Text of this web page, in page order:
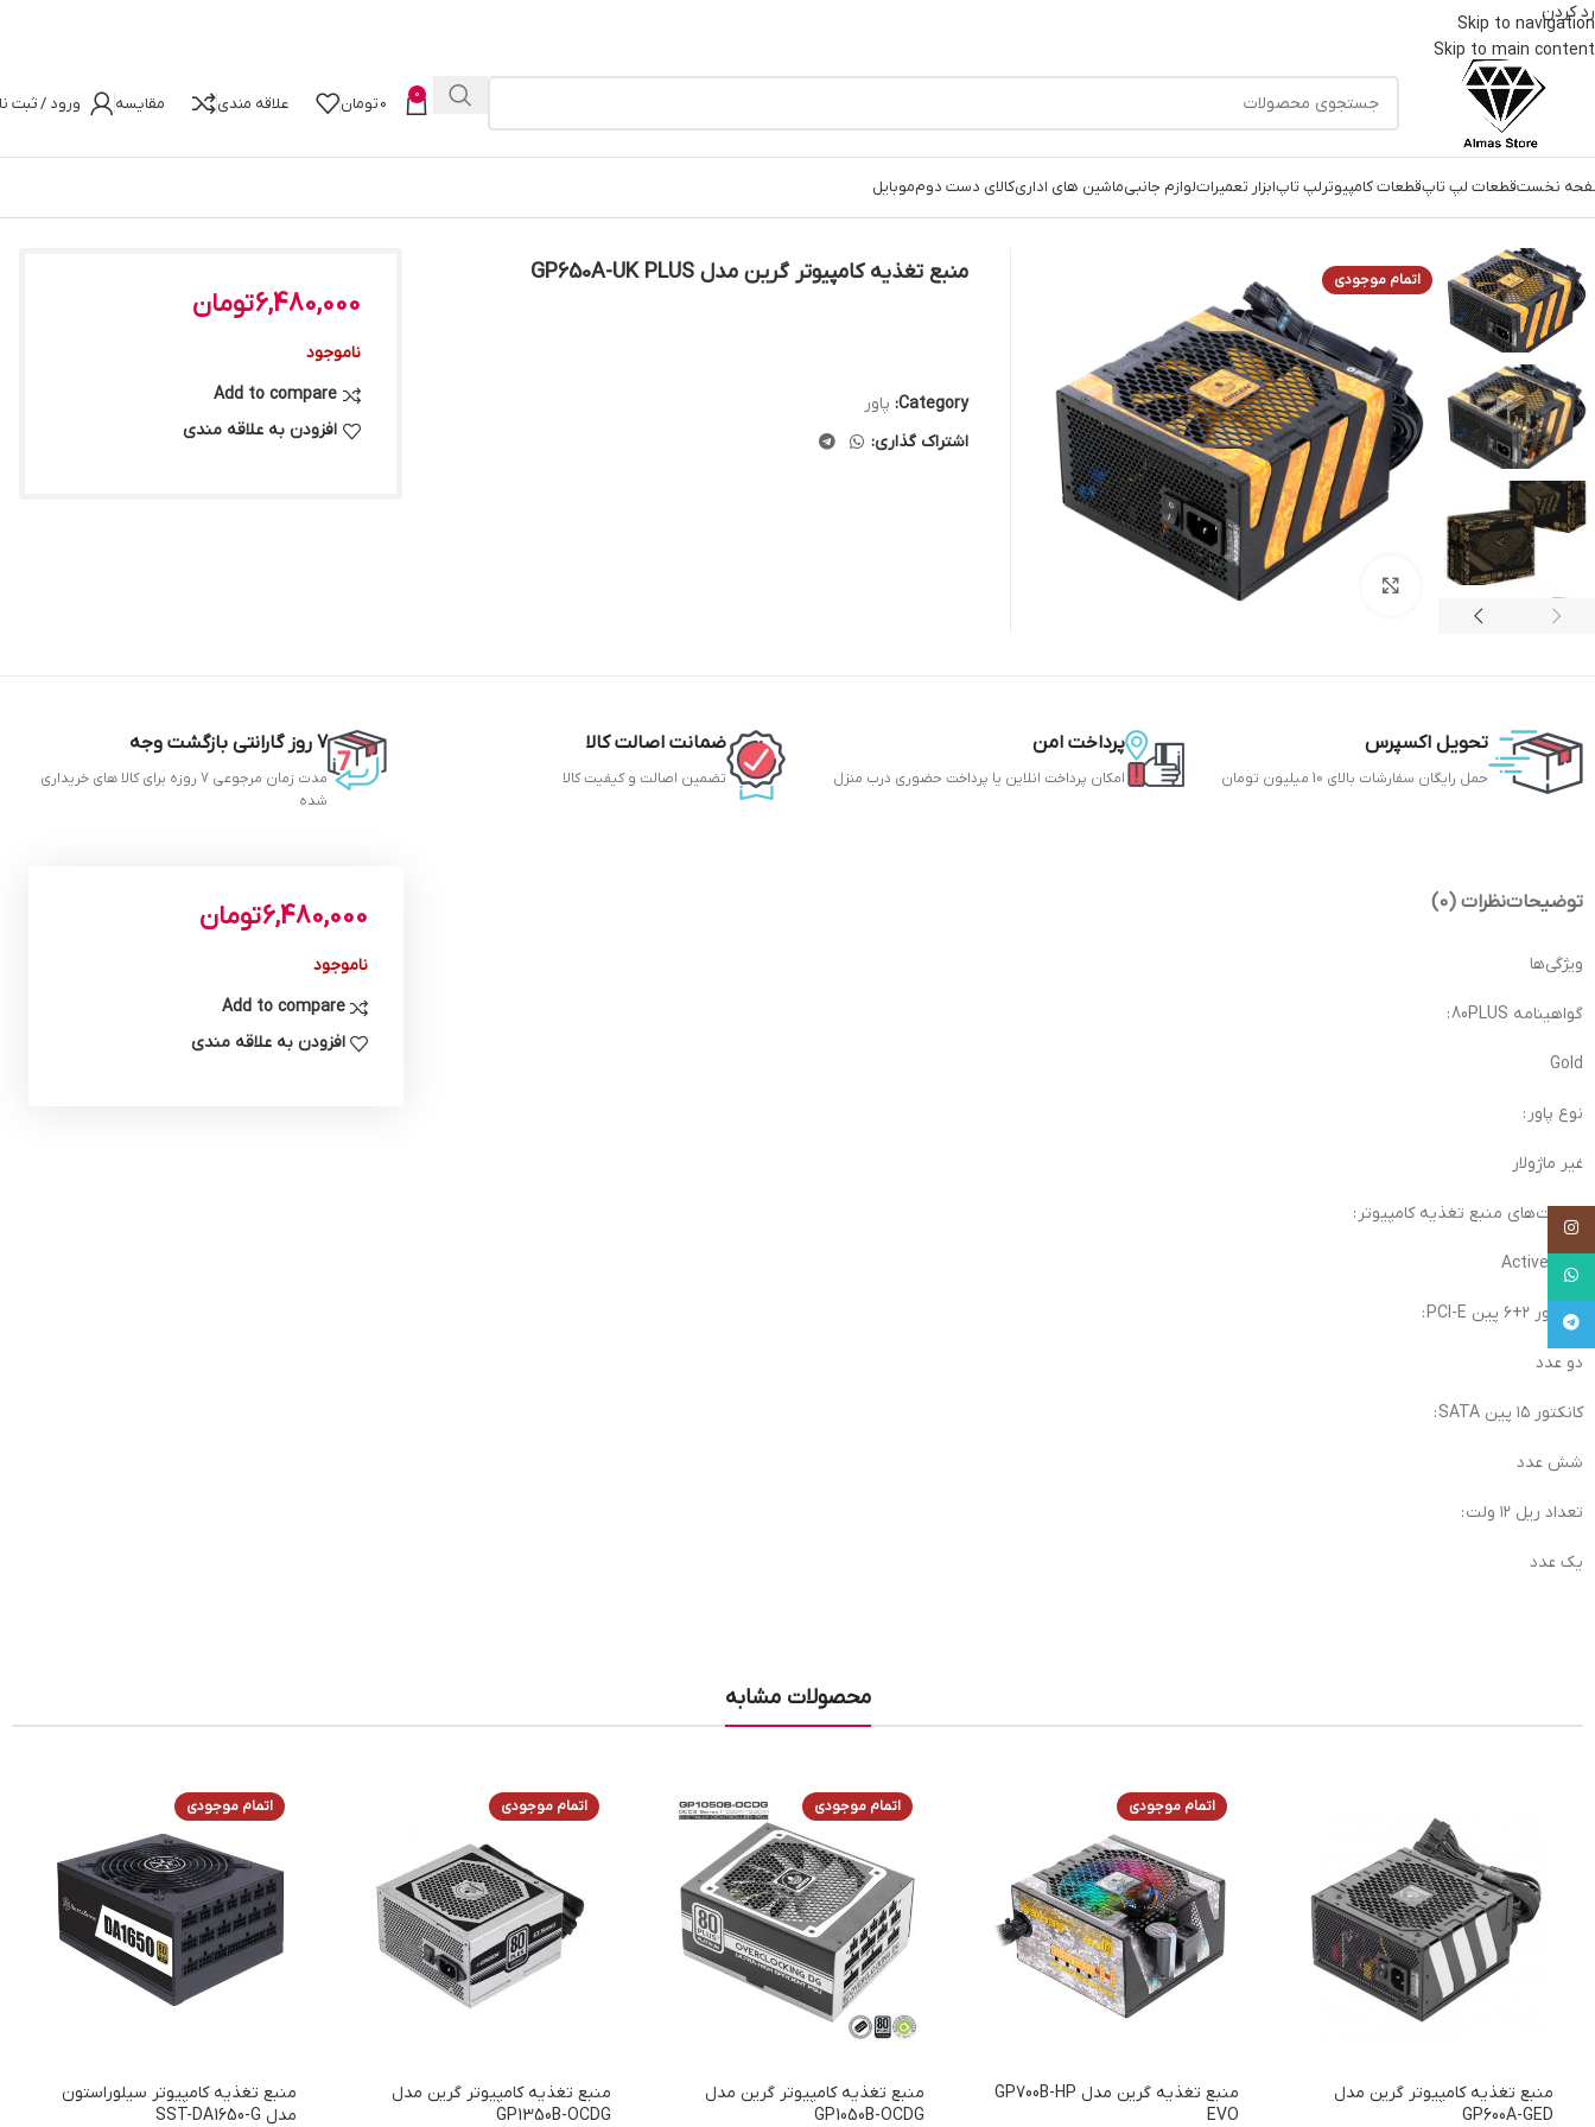
رد کردن
Skip to navigation
Skip to main content
0
0تومان علاقه مندی مقایسه ورود / ثبت
نخستقطعات لپ تاپقطعات کامپیوترلپ تاپابزار تعمیراتلوازم جانبیماشین های اداریکالای دست دومموبایل
اتمام موجودی
بزرگنمایی تصویر
منبع تغذیه کامپیوتر گرین مدل GP650A-UK PLUS
Category: پاور
اشتراک گذاری:
6,480,000تومان
ناموجود
Add to compare
افزودن به علاقه مندی
تحویل اکسپرس
حمل رایگان سفارشات بالای 10 میلیون تومان
پرداخت امن
امکان پرداخت انلاین یا پرداخت حضوری درب منزل
ضمانت اصالت کالا
تضمین اصالت و کیفیت کالا
7 روز گارانتی بازگشت وجه
مدت زمان مرجوعی 7 روزه برای کالا های خریداری
شده
توضیحاتنظرات (0)
ویژگی‌ها
گواهینامه 80PLUS :
Gold
نوع پاور :
غیر ماژولار
قابلیت‌های منبع تغذیه کامپیوتر :
Active PFC
کانکتور ۲+۶ پین PCI-E :
دو عدد
کانکتور ۱۵ پین SATA :
شش عدد
تعداد ریل ۱۲ ولت :
یک عدد
6,480,000تومان
ناموجود
Add to compare
افزودن به علاقه مندی
محصولات مشابه
منبع تغذیه کامپیوتر گرین مدل
GP600A-GED
اتمام موجودی
منبع تغذیه گرین مدل GP700B-HP
EVO
اتمام موجودی
منبع تغذیه کامپیوتر گرین مدل
GP1050B-OCDG
اتمام موجودی
منبع تغذیه کامپیوتر گرین مدل
GP1350B-OCDG
اتمام موجودی
منبع تغذیه کامپیوتر سیلوراستون
مدل SST-DA1650-G
Instagram
Telegram